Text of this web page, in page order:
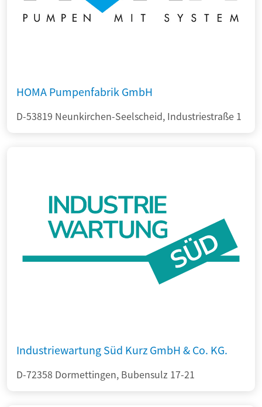
HOMA Pumpenfabrik GmbH
D-53819 Neunkirchen-Seelscheid, Industriestraße 1
Industriewartung Süd Kurz GmbH & Co. KG.
D-72358 Dormettingen, Bubensulz 17-21